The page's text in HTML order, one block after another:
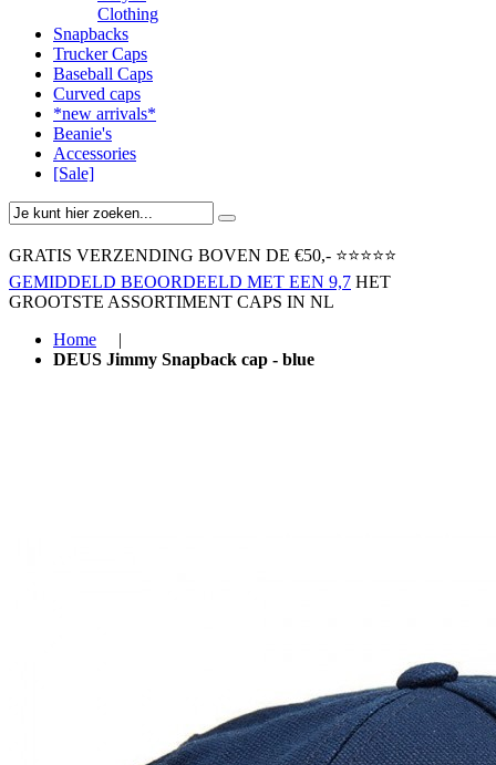
Clothing
Snapbacks
Trucker Caps
Baseball Caps
Curved caps
*new arrivals*
Beanie's
Accessories
[Sale]
GRATIS VERZENDING BOVEN ​DE €50,-​ ⭐⭐⭐⭐⭐
GEMIDDELD BEOORDEELD MET EEN 9,7 HET
GROOTSTE ASSORTIMENT CAPS IN NL
Home
|
DEUS Jimmy Snapback cap - blue